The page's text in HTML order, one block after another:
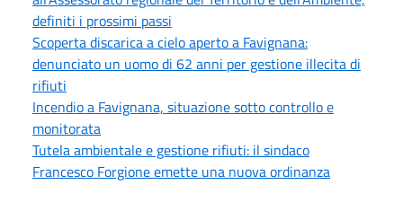
definiti i prossimi passi
Scoperta discarica a cielo aperto a Favignana:
denunciato un uomo di 62 anni per gestione illecita di
rifiuti
Incendio a Favignana, situazione sotto controllo e
monitorata
Tutela ambientale e gestione rifiuti: il sindaco
Francesco Forgione emette una nuova ordinanza